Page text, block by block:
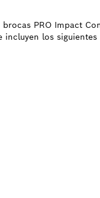
brocas PRO Impact
incluyen los